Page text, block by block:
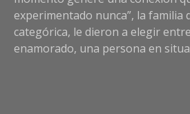
experimentado nunca”, la familia
categórica, le dieron a elegir
enamorado, una persona en